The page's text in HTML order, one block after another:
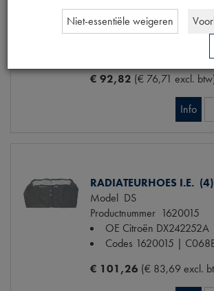
ModelDS
Productnummer1620014
OE CitroënDX242277A
1620014 |
€ 92,82 (€ 76,71 excl.
Info
RADIATEURHOES I.E. (4)
Model DS
Productnummer 1620015
OE Citroën DX242252A
Codes 1620015 |
€ 101,26 (€ 83,69 excl.
Niet-essentiële weigeren